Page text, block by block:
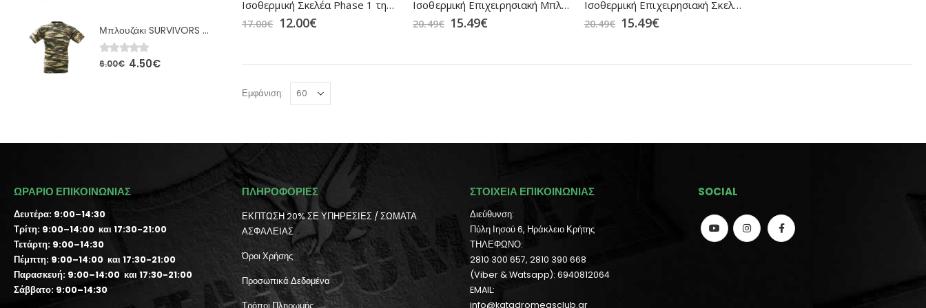
Ισοθερμική Σκελέα Phase 1 της XGO (Black)
17.00€ 12.00€
Ισοθερμική Επιχειρησιακή Μπλούζα Αrctic Line ΜRK σε (2 Χρώματα)
20.49€ 15.49€
Ισοθερμική Επιχειρησιακή Σκελέα Αrctic Line ΜRK σε (2 Χρώματα)
20.49€ 15.49€
Εμφάνιση:
Μπλουζάκι SURVIVORS Ελληνικής Παραλλαγής (00675)
0out of 5
6.00€ 4.50€
ΩΡΑΡΙΟ ΕΠΙΚΟΙΝΩΝΙΑΣ
Δευτέρα: 9:00–14:30
Τρίτη: 9:00–14:00 και 17:30-21:00
Τετάρτη: 9:00–14:30
Πέμπτη: 9:00–14:00 και 17:30-21:00
Παρασκευή: 9:00–14:00 και 17:30-21:00
Σάββατο: 9:00–14:30
ΠΛΗΡΟΦΟΡΙΕΣ
ΕΚΠΤΩΣΗ 20% ΣΕ ΥΠΗΡΕΣΙΕΣ / ΣΩΜΑΤΑ
ΑΣΦΑΛΕΙΑΣ
Όροι Χρήσης
Προσωπικά Δεδομένα
Τρόποι Πληρωμής
ΣΤΟΙΧΕΙΑ ΕΠΙΚΟΙΝΩΝΙΑΣ
Διεύθυνση:
Πύλη Ιησού 6, Ηράκλειο Κρήτης
ΤΗΛΕΦΩΝΟ:
2810 300 657, 2810 390 668
(Viber & Watsapp): 6940812064
EMAIL:
info@katadromeasclub.gr
SOCIAL